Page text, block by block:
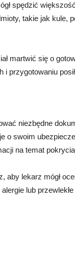
spędzić
takie jak kule,
martwić się o
przygotowaniu
niezbędne
o swoim
na temat
aby lekarz mógł
lub